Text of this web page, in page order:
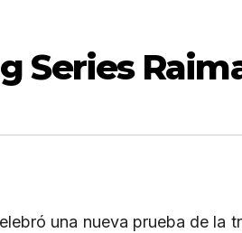
Series
una nueva prueba de la